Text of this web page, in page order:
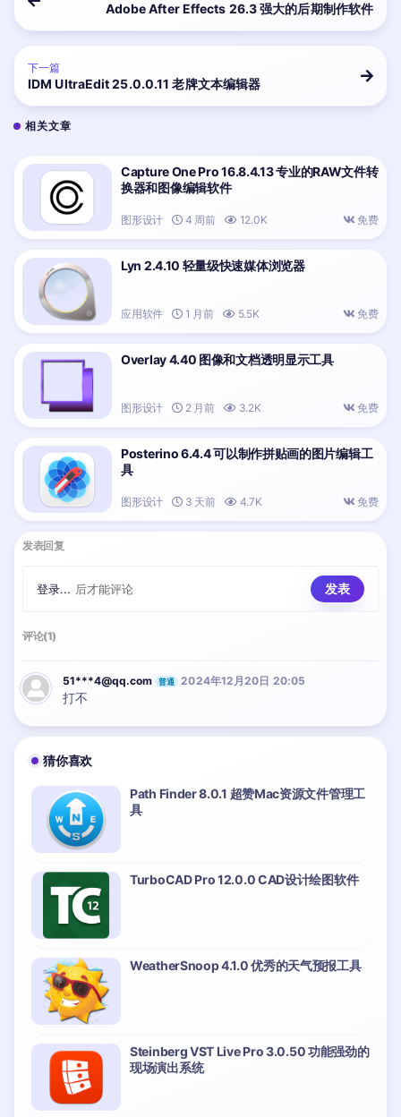
Adobe After Effects 26.3 强大的后期制作软件
下一篇
IDM UltraEdit 25.0.0.11 老牌文本编辑器
相关文章
Capture One Pro 16.8.4.13 专业的RAW文件转
换器和图像编辑软件
图形设计 4 周前 12.0K 免费
Lyn 2.4.10 轻量级快速媒体浏览器
应用软件 1 月前 5.5K 免费
Overlay 4.40 图像和文档透明显示工具
图形设计 2 月前 3.2K 免费
Posterino 6.4.4 可以制作拼贴画的图片编辑工
具
图形设计 3 天前 4.7K 免费
发表回复
登录... 后才能评论
评论(1)
51***4@qq.com 普通 2024年12月20日 20:05
打不
猜你喜欢
Path Finder 8.0.1 超赞Mac资源文件管理工
具
TurboCAD Pro 12.0.0 CAD设计绘图软件
WeatherSnoop 4.1.0 优秀的天气预报工具
Steinberg VST Live Pro 3.0.50 功能强劲的
现场演出系统